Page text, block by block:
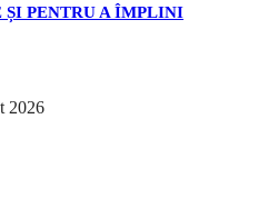
ȘI PENTRU A ÎMPLINI
2026